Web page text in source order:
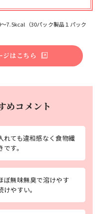
7.5kcal（30パック製品１パック
ジはこちら
めコメント
れても違和感なく食物繊
す。
ぼ無味無臭で溶けやす
やすい。